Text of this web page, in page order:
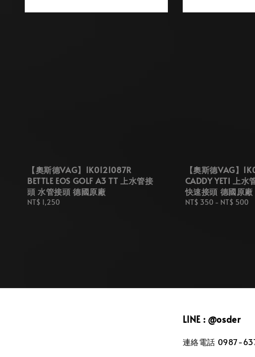
【奧斯德VAG】1K0121087R
BETTLE EOS GOLF A3 TT 上水管接
頭 水管接頭 德國原廠
Regular
NT$ 1,250
【奧斯德VAG】
CADDY YETI 上水
快速接頭 德國原廠
Regular
NT$ 350- NT$ 500
LINE : @osder
連絡電話 0987-